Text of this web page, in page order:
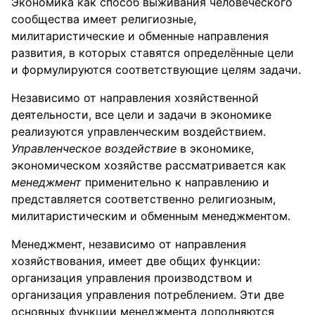
сообщества имеет религиозные,
милитаристические и обменные направления
развития, в которых ставятся определённые цели
и формулируются соответствующие целям задачи.
Независимо от направления хозяйственной
деятельности, все цели и задачи в экономике
реализуются управленческим воздействием.
Управленческое воздействие в экономике,
экономическом хозяйстве рассматривается как
менеджмент применительно к направлению и
представляется соответственно религиозным,
милитаристическим и обменным менеджментом.
Менеджмент, независимо от направления
хозяйствования, имеет две общих функции:
организация управления производством и
организация управления потреблением. Эти две
основных функции менеджмента дополняются